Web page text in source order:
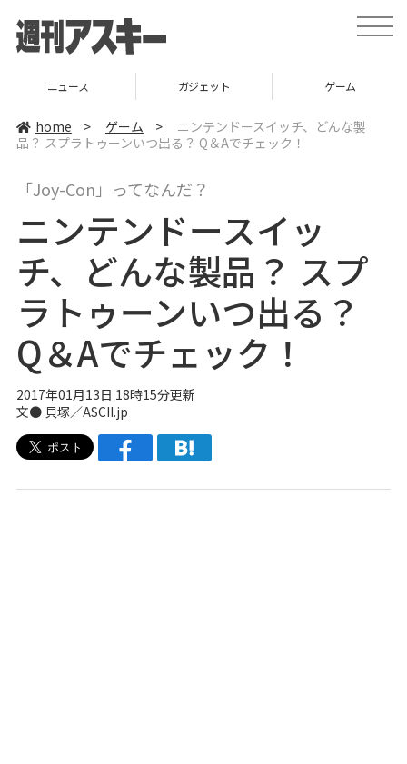
t
o
ニュース ガジェット ゲーム
home > ゲーム >
ニンテンドースイッチ、どんな製
品？ スプラトゥーンいつ出る？ Q＆Aでチェック！
「Joy-Con」ってなんだ？
ニンテンドースイッ
チ、どんな製品？ スプ
ラトゥーンいつ出る？
Q＆Aでチェック！
2017年01月13日 18時15分更新
文● 貝塚／ASCII.jp